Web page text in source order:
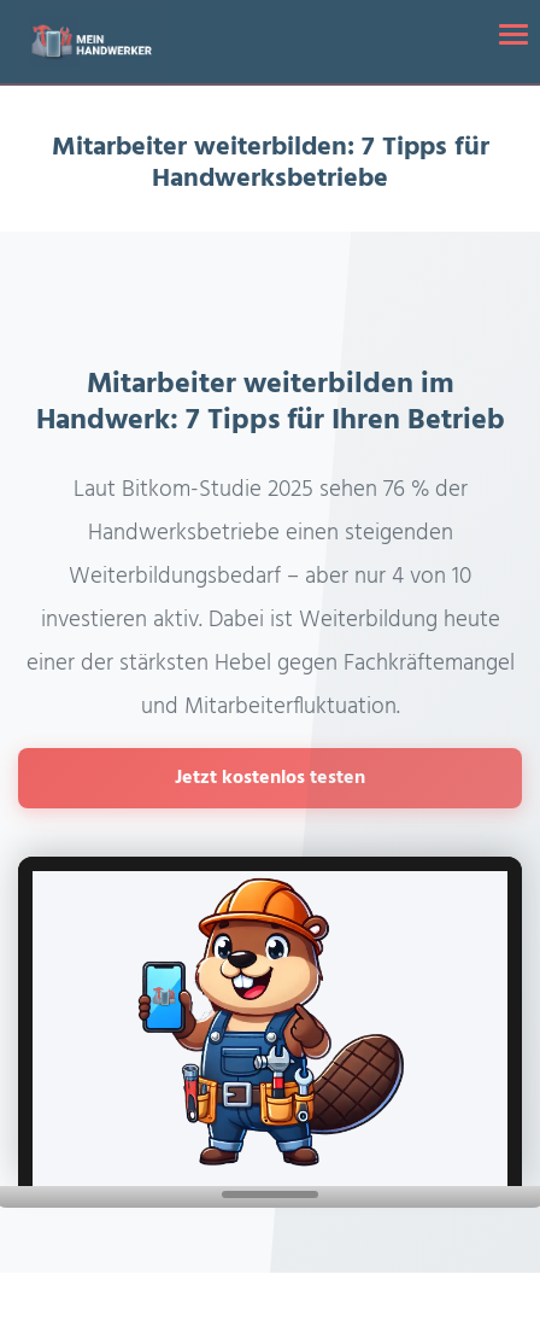
Startseite Mitarbeiter weiterbilden: 7 Tipps für Handwerksbetriebe
Mitarbeiter weiterbilden: 7 Tipps für
Handwerksbetriebe
Mitarbeiter weiterbilden im
Handwerk: 7 Tipps für Ihren Betrieb
Laut Bitkom-Studie 2025 sehen 76 % der
Handwerksbetriebe einen steigenden
Weiterbildungsbedarf – aber nur 4 von 10
investieren aktiv. Dabei ist Weiterbildung heute
einer der stärksten Hebel gegen Fachkräftemangel
und Mitarbeiterfluktuation.
Jetzt kostenlos testen